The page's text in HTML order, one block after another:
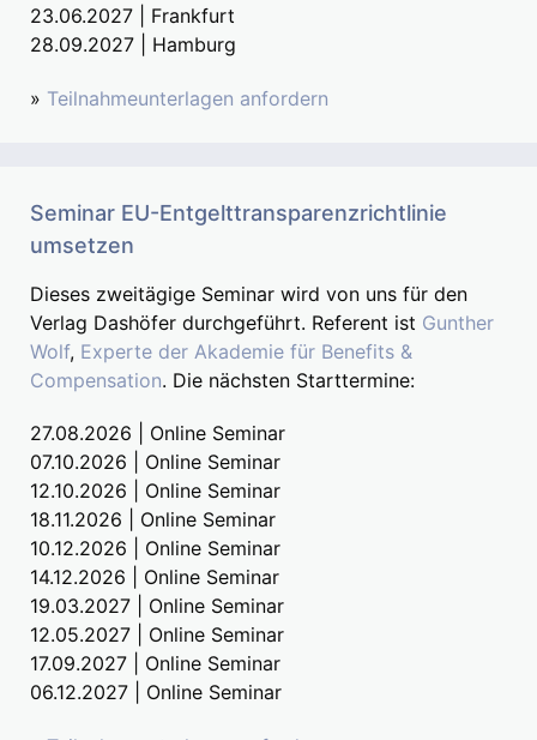
23.06.2027 | Frankfurt
28.09.2027 | Hamburg
» Teilnahmeunterlagen anfordern
Seminar EU-Entgelttransparenzrichtlinie
umsetzen
Dieses zweitägige Seminar wird von uns für den
Verlag Dashöfer durchgeführt. Referent ist Gunther
Wolf, Experte der Akademie für Benefits &
Compensation. Die nächsten Starttermine:
27.08.2026 | Online Seminar
07.10.2026 | Online Seminar
12.10.2026 | Online Seminar
18.11.2026 | Online Seminar
10.12.2026 | Online Seminar
14.12.2026 | Online Seminar
19.03.2027 | Online Seminar
12.05.2027 | Online Seminar
17.09.2027 | Online Seminar
06.12.2027 | Online Seminar